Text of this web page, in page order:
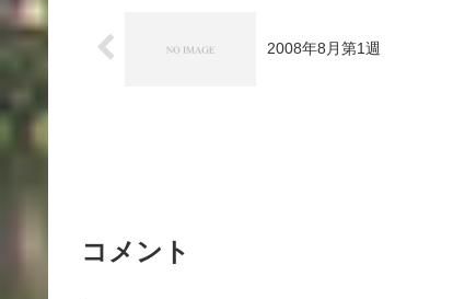
2008年8月第1週
コメント